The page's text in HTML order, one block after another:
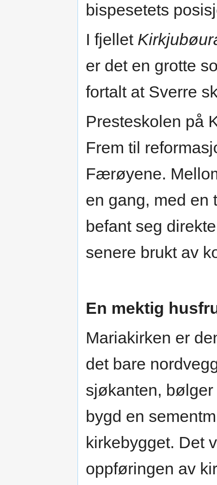
bispesetets
I fjellet
er det en grotte
fortalt at Sverre
Presteskolen på
Frem til
Færøyene.
en gang, med en
befant seg
senere brukt av
En mektig
Mariakirken er
det bare
sjøkanten,
bygd en
kirkebygget. Det
oppføringen av